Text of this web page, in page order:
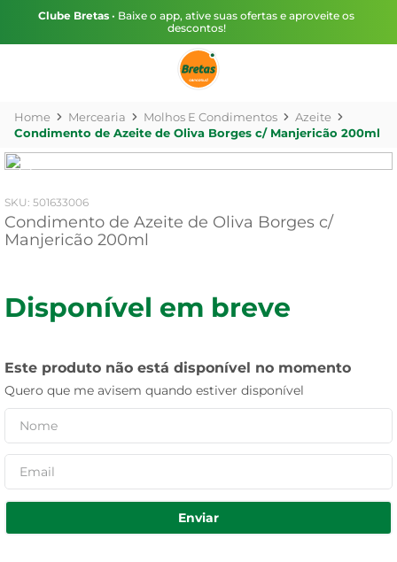
Clube Bretas • Baixe o app, ative suas ofertas e aproveite os
descontos!
Mercearia Molhos E Condimentos
Azeite
Condimento de Azeite de Oliva Borges c/ Manjericão 200ml
: 501633006
Condimento de Azeite de Oliva Borges c/
Manjericão 200ml
Disponível em breve
Este produto não está disponível no momento
Quero que me avisem quando estiver disponível
Enviar